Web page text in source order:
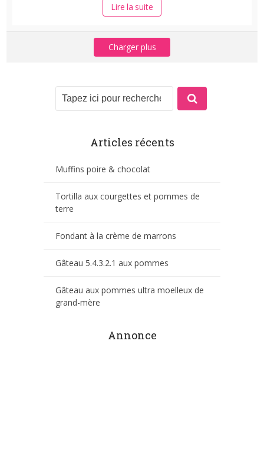
Lire la suite
Charger plus
Articles récents
Muffins poire & chocolat
Tortilla aux courgettes et pommes de
terre
Fondant à la crème de marrons
Gâteau 5.4.3.2.1 aux pommes
Gâteau aux pommes ultra moelleux de
grand-mère
Annonce